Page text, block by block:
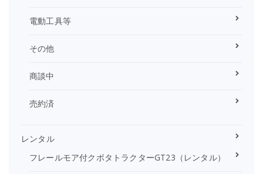
電動工具等
その他
商談中
売約済
レンタル
フレールモア付クボタトラクターGT23（レンタル）